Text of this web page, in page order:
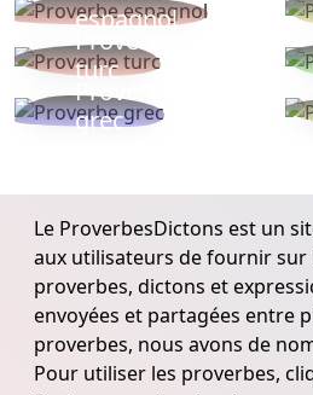
espagnol
Proverbe
turc
Proverbe
grec
Le ProverbesDictons est un
aux utilisateurs de fournir sur
proverbes, dictons et
envoyées et partagées entre
proverbes, nous avons de
Pour utiliser les proverbes,